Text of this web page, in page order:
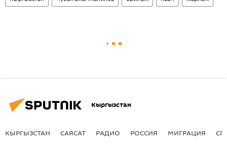
Кыргызстан
КЫРГЫЗСТАН САЯСАТ РАДИО РОССИЯ МИГРАЦИЯ